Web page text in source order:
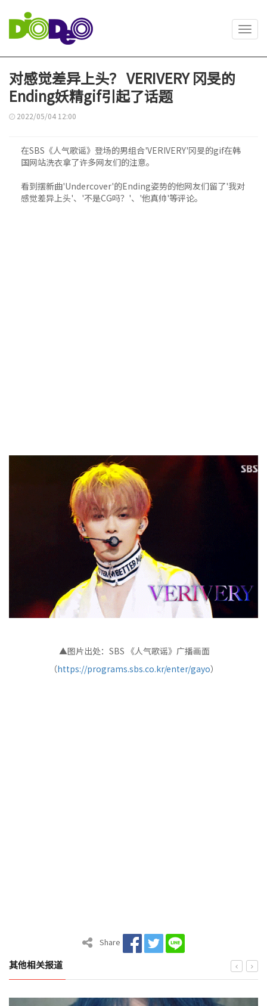
对感觉差异上头？ VERIVERY 冈旻的
Ending妖精gif引起了话题
2022/05/04 12:00
在SBS《人气歌谣》登场的男组合'VERIVERY'冈旻的gif在韩
国网站洗衣拿了许多网友们的注意。
看到摆新曲'Undercover'的Ending姿势的他网友们留了'我对
感觉差异上头'、'不是CG吗？'、'他真帅'等评论。
▲图片出处：SBS 《人气歌谣》广播画面
（https://programs.sbs.co.kr/enter/gayo）
Share
其他相关报道